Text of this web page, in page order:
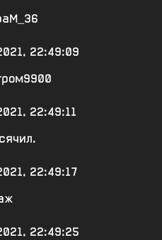
22:49:09
22:49:11
22:49:17
22:49:25